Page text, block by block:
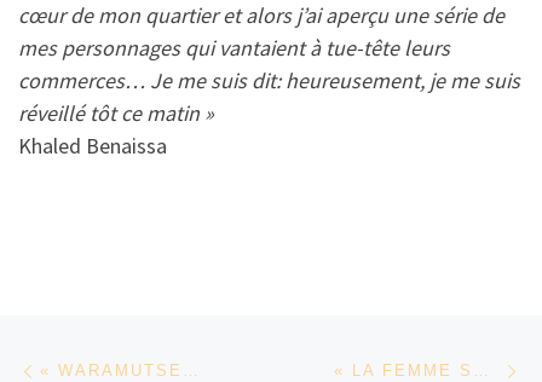
cœur de mon quartier et alors j’ai aperçu une série de
mes personnages qui vantaient à tue-tête leurs
commerces… Je me suis dit: heureusement, je me suis
réveillé tôt ce matin »
Khaled Benaissa
Parcourir les articles